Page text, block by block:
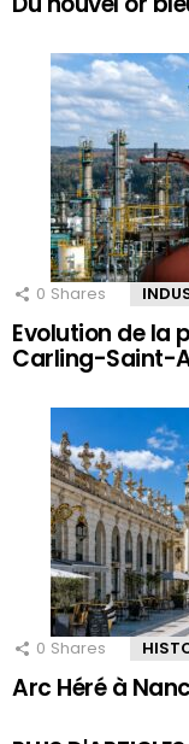
0 Shares
Evolution de la
Carling-Saint-
0 Shares
Arc Héré à